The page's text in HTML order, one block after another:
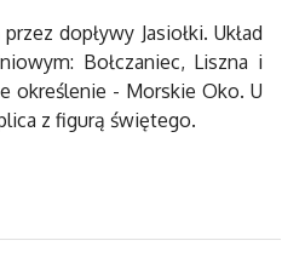
dopływy Jasiołki. Układ
Bołczaniec, Liszna i
określenie - Morskie Oko. U
z figurą świętego.